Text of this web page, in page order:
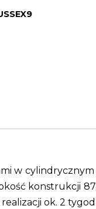
w
konstrukcji
ok. 2